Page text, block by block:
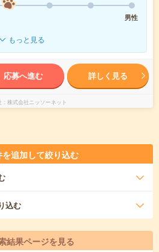
男性
もっと見る
応募へ進む 詳しく見る
株式会社ニッソーネット
追加して絞り込む
込む
結果ページを見る